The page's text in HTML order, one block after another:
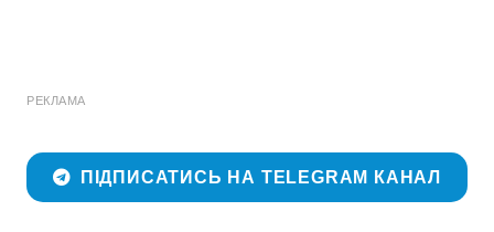
РЕКЛАМА
ПІДПИСАТИСЬ НА TELEGRAM КАНАЛ